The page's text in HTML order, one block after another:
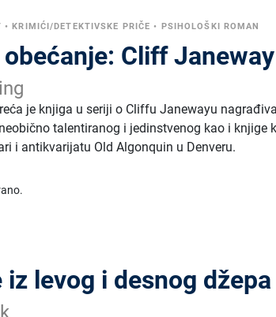
•KRIMIĆI/DETEKTIVSKE PRIČE • PSIHOLOŠKI ROMAN
Cliff
je knjiga u seriji o Cliffu Janewayu
talentiranog i jedinstvenog kao i knjige
i antikvarijatu Old Algonquin u Denveru.
levog i desnog džepa